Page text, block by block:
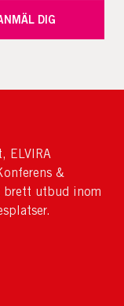
DIG
ELVIRA
&
brett utbud inom